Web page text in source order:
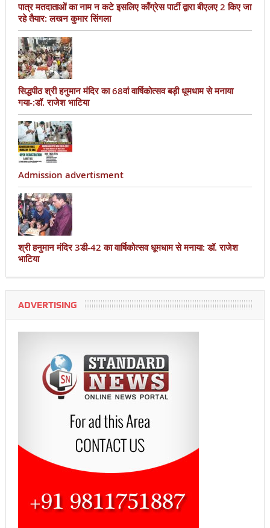
पात्र मतदाताओं का नाम न कटे इसलिए काँग्रेस पार्टी द्वारा बीएलए 2 किए जा
रहे तैयार: लखन कुमार सिंगला
सिद्धपीठ श्री हनुमान मंदिर का 68वां वार्षिकोत्सव बड़ी धूमधाम से मनाया
गया-:डॉ. राजेश भाटिया
Admission advertisment
श्री हनुमान मंदिर 3डी-42 का वार्षिकोत्सव धूमधाम से मनाया: डॉ. राजेश
भाटिया
ADVERTISING